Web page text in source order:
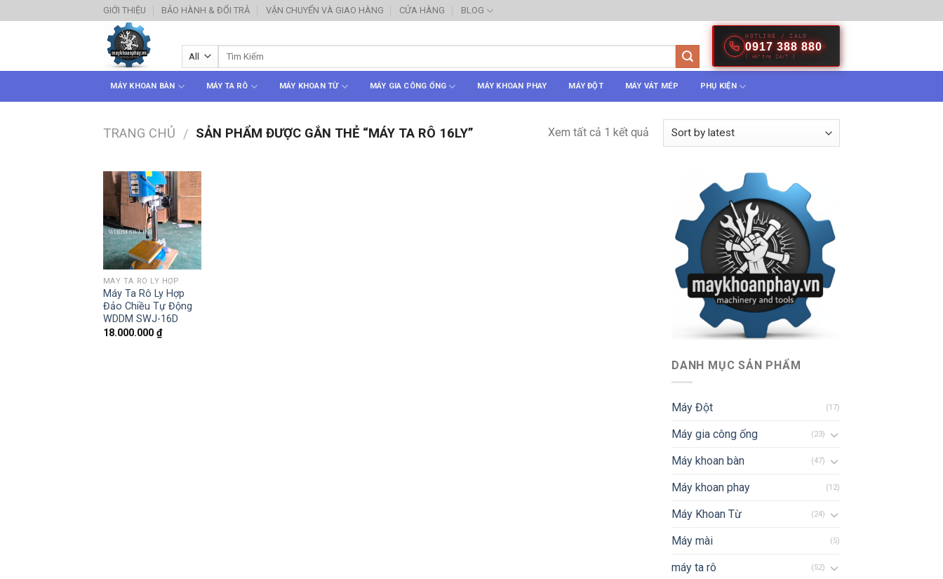
to
GIỚI THIỆU BẢO HÀNH & ĐỔI TRẢ VẬN CHUYỂN VÀ GIAO HÀNG CỬA HÀNG BLOG
HOTLINE / ZALO
0917 388 880
[ Hỗ trợ 24/7 ]
MÁY KHOAN BÀN MÁY TA RÔ MÁY KHOAN TỪ MÁY GIA CÔNG ỐNG MÁY KHOAN PHAY MÁY ĐỘT MÁY VÁT MÉP PHỤ KIỆN
TRANG CHỦ / SẢN PHẨM ĐƯỢC GẮN THẺ “MÁY TA RÔ 16LY” Xem tất cả 1 kết quả
MÁY TA RÔ LY HỢP
Máy Ta Rô Ly Hợp
Đảo Chiều Tự Động
WDDM SWJ-16D
18.000.000 ₫
DANH MỤC SẢN PHẨM
Máy Đột (17)
Máy gia công ống (23)
Máy khoan bàn (47)
Máy khoan phay (12)
Máy Khoan Từ (24)
Máy mài (5)
máy ta rô (52)